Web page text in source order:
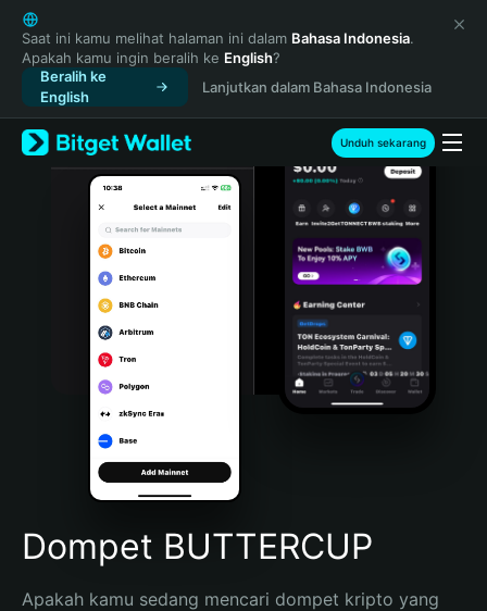
English
日本語
Tiếng Việt
Русский
Español (Latinoamérica)
Türkçe
Italiano
Português (Portugal)
Bahasa Indonesia
Português (Brasil)
Español (Argentina)
Saat ini kamu melihat halaman ini dalam Bahasa Indonesia.
Apakah kamu ingin beralih ke English?
Beralih ke
English
Lanjutkan dalam Bahasa Indonesia
Unduh sekarang
Dompet BUTTERCUP
Apakah kamu sedang mencari dompet kripto yang